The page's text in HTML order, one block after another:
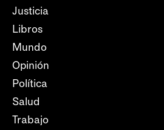
Justicia
Libros
Mundo
Opinión
Política
Salud
Trabajo